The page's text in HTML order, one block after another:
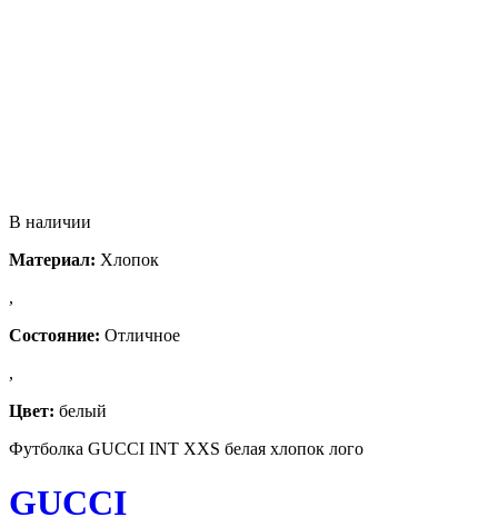
В наличии
Материал: Хлопок
,
Состояние: Отличное
,
Цвет: белый
Футболка GUCCI INT XXS белая хлопок лого
GUCCI